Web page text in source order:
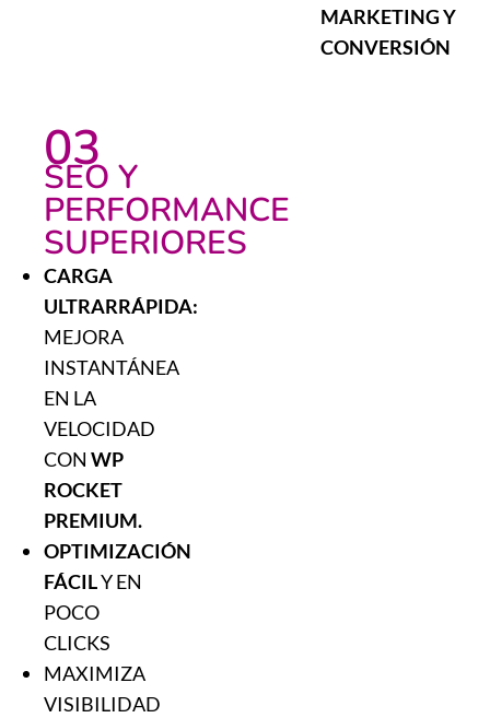
MARKETING Y
CONVERSIÓN
03
SEO Y
PERFORMANCE
SUPERIORES
CARGA
ULTRARRÁPIDA:
MEJORA
INSTANTÁNEA
EN LA
VELOCIDAD
CON WP
ROCKET
PREMIUM.
OPTIMIZACIÓN
FÁCILY EN
POCO
CLICKS
MAXIMIZA
VISIBILIDAD